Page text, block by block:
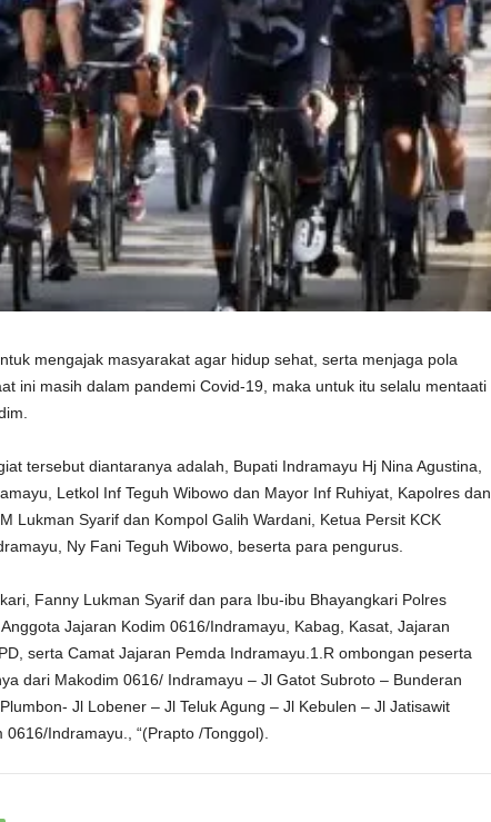
mengajak masyarakat agar hidup sehat, serta menjaga pola
ini masih dalam pandemi Covid-19, maka untuk itu selalu mentaati
tersebut diantaranya adalah, Bupati Indramayu Hj Nina Agustina,
Letkol Inf Teguh Wibowo dan Mayor Inf Ruhiyat, Kapolres dan
Lukman Syarif dan Kompol Galih Wardani, Ketua Persit KCK
Ny Fani Teguh Wibowo, beserta para pengurus.
Fanny Lukman Syarif dan para Ibu-ibu Bhayangkari Polres
Jajaran Kodim 0616/Indramayu, Kabag, Kasat, Jajaran
serta Camat Jajaran Pemda Indramayu.1.R ombongan peserta
dari Makodim 0616/ Indramayu – Jl Gatot Subroto – Bunderan
Jl Lobener – Jl Teluk Agung – Jl Kebulen – Jl Jatisawit
Indramayu., “(Prapto /Tonggol).